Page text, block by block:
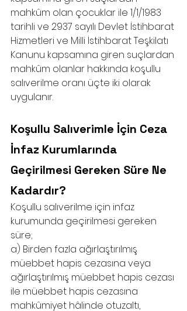
mahkûm olan çocuklar ile 1/1/1983
tarihli ve 2937 sayılı Devlet İstihbarat
Hizmetleri ve Milli İstihbarat Teşkilatı
Kanunu kapsamına giren suçlardan
mahkûm olanlar hakkında koşullu
salıverilme oranı üçte iki olarak
uygulanır.
Koşullu Salıverimle İçin Ceza
İnfaz Kurumlarında
Geçirilmesi Gereken Süre Ne
Kadardır?
Koşullu salıverilme için infaz
kurumunda geçirilmesi gereken
süre;
a) Birden fazla ağırlaştırılmış
müebbet hapis cezasına veya
ağırlaştırılmış müebbet hapis cezası
ile müebbet hapis cezasına
mahkûmiyet hâlinde otuzaltı,